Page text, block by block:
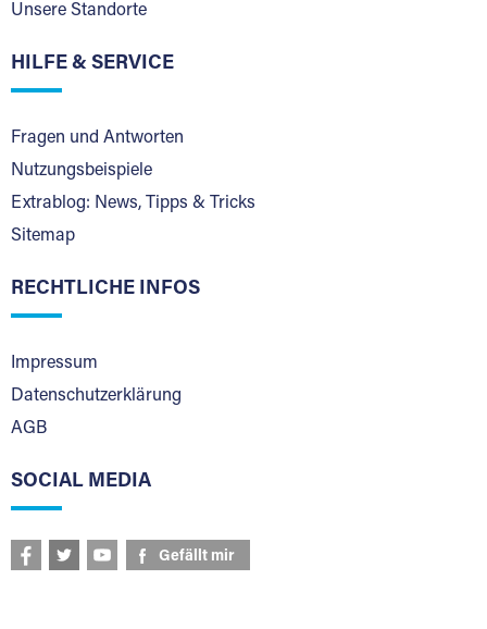
Unsere Standorte
HILFE & SERVICE
Fragen und Antworten
Nutzungsbeispiele
Extrablog: News, Tipps & Tricks
Sitemap
RECHTLICHE INFOS
Impressum
Datenschutzerklärung
AGB
SOCIAL MEDIA
Gefällt mir